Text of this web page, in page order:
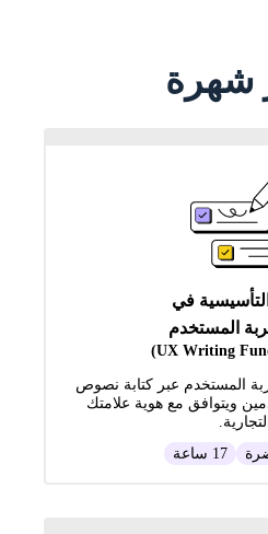
شهرة
التأسيسية في
المستخدم
المستخدم عبر كتابة نصوص
ويتوافق مع هوية علامتك
التجارية.
17 ساعة